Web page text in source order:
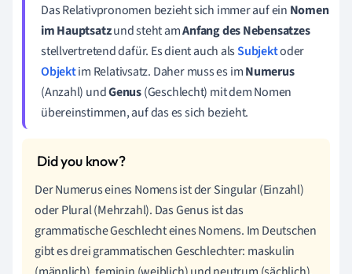
Das Relativpronomen bezieht sich immer auf ein Nomen
im Hauptsatzund steht amAnfang des Nebensatzes
stellvertretend dafür. Es dient auch alsSubjektoder
Objektim Relativsatz. Daher muss es imNumerus
(Anzahl) undGenus(Geschlecht) mit dem Nomen
übereinstimmen, auf das es sich bezieht.
Der Numerus eines Nomens ist der Singular (Einzahl)
oder Plural (Mehrzahl). Das Genus ist das
grammatische Geschlecht eines Nomens. Im Deutschen
gibt es drei grammatischen Geschlechter: maskulin